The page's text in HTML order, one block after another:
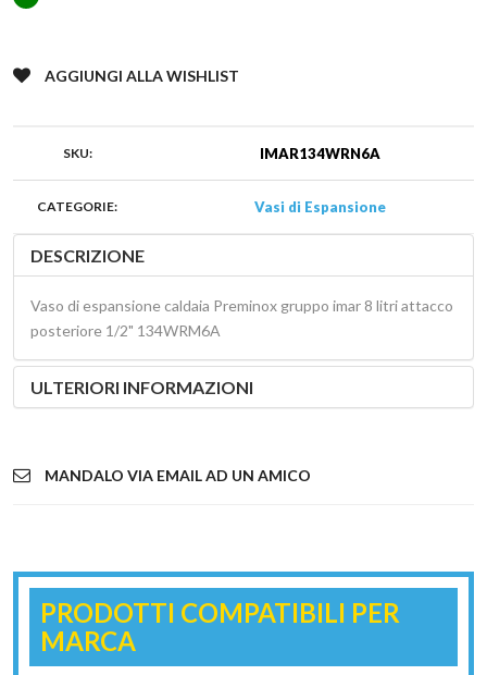
AGGIUNGI ALLA WISHLIST
SKU: IMAR134WRN6A
CATEGORIE: Vasi di Espansione
DESCRIZIONE
Vaso di espansione caldaia Preminox gruppo imar 8 litri attacco
posteriore 1/2" 134WRM6A
ULTERIORI INFORMAZIONI
MANDALO VIA EMAIL AD UN AMICO
PRODOTTI COMPATIBILI PER
MARCA